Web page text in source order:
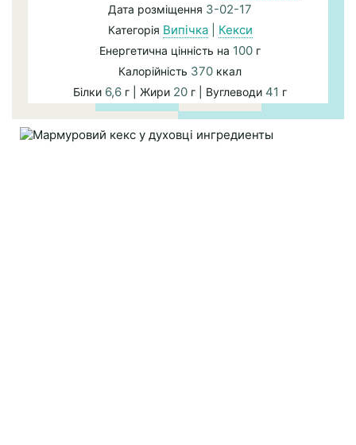
Дата розміщення 3-02-17
Категорія Випічка| Кекси
Енергетична цінність на 100 г
Калорійність 370 ккал
Білки 6,6 г | Жири 20 г | Вуглеводи 41 г